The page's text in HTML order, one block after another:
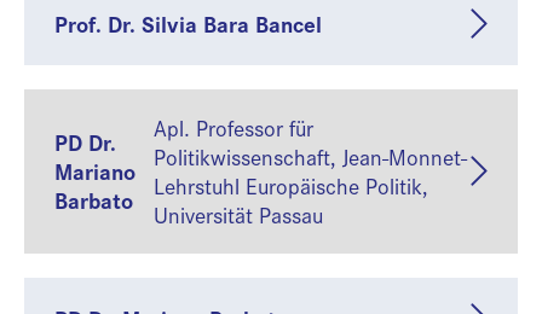
Prof. Dr. Silvia Bara Bancel
PD Dr.
Mariano
Barbato
Apl. Professor für
Politikwissenschaft, Jean-Monnet-
Lehrstuhl Europäische Politik,
Universität Passau